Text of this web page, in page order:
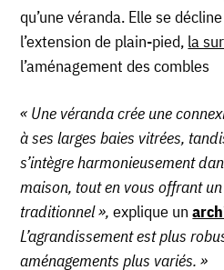
qu’une véranda. Elle se
l’extension de plain-pied, la
l’aménagement des combles
« Une véranda crée une
à ses larges baies vitrées,
s’intègre harmonieusement
maison, tout en vous offrant
traditionnel », explique un
L’agrandissement est plus
aménagements plus variés. »